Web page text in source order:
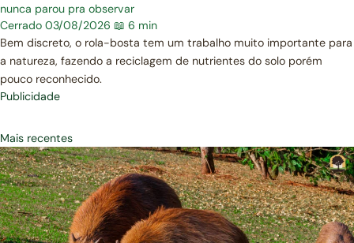
nunca parou pra observar
Cerrado 03/08/2026 📖 6 min
Bem discreto, o rola-bosta tem um trabalho muito importante para
a natureza, fazendo a reciclagem de nutrientes do solo porém
pouco reconhecido.
Publicidade
Mais recentes